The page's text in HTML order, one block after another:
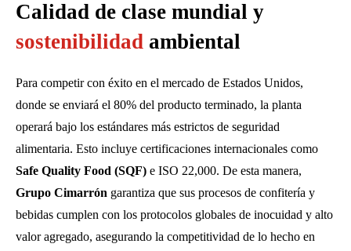
Calidad de clase mundial y
sostenibilidad ambiental
Para competir con éxito en el mercado de Estados Unidos,
donde se enviará el 80% del producto terminado, la planta
operará bajo los estándares más estrictos de seguridad
alimentaria. Esto incluye certificaciones internacionales como
Safe Quality Food (SQF) e ISO 22,000. De esta manera,
Grupo Cimarrón garantiza que sus procesos de confitería y
bebidas cumplen con los protocolos globales de inocuidad y alto
valor agregado, asegurando la competitividad de lo hecho en